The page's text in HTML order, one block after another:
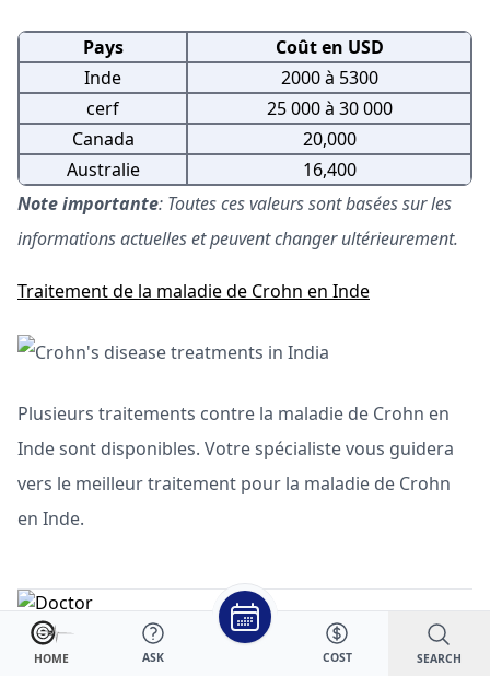
Pays
Coût en USD
Inde
2000 à 5300
cerf
25 000 à 30 000
Canada
20,000
Australie
16,400
Note importante: Toutes ces valeurs sont basées sur les
informations actuelles et peuvent changer ultérieurement.
Traitement de la maladie de Crohn en Inde
Plusieurs traitements contre la maladie de Crohn en
Inde sont disponibles. Votre spécialiste vous guidera
vers le meilleur traitement pour la maladie de Crohn
en Inde.
MESSAGE
HOME ASK COST SEARCH